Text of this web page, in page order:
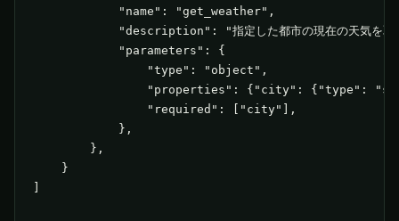
            "name": "get_weather",
"description": "指定した都市の現在の天気を取
            "parameters": {
                "type": "object",
"properties": {"city": {"type":
                "required": ["city"],
            },
        },
    }